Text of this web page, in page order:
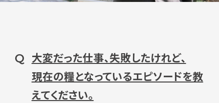
Q 大変だった仕事、失敗したけれど、
現在の糧となっているエピソードを教
えてください。